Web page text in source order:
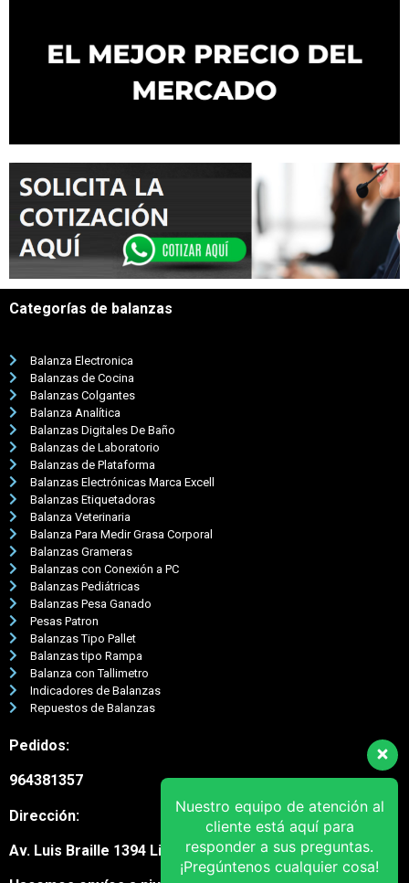
Categorías de balanzas
Balanza Electronica
Balanzas de Cocina
Balanzas Colgantes
Balanza Analítica
Balanzas Digitales De Baño
Balanzas de Laboratorio
Balanzas de Plataforma
Balanzas Electrónicas Marca Excell
Balanzas Etiquetadoras
Balanza Veterinaria
Balanza Para Medir Grasa Corporal
Balanzas Grameras
Balanzas con Conexión a PC
Balanzas Pediátricas
Balanzas Pesa Ganado
Pesas Patron
Balanzas Tipo Pallet
Balanzas tipo Rampa
Balanza con Tallimetro
Indicadores de Balanzas
Repuestos de Balanzas
Pedidos:
964381357
Dirección:
Av. Luis Braille 1394 Lima Cercado
Nuestro equipo de atención al
cliente está aquí para
responder a sus preguntas.
¡Pregúntenos cualquier cosa!